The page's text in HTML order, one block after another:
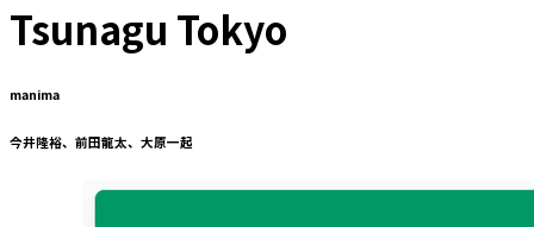
Tsunagu Tokyo
manima
今井隆裕、前田龍太、大原一起